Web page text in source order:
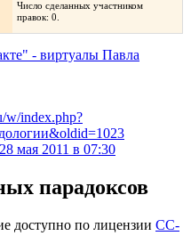
Число сделанных участником
правок: 0.
- виртуалы Павла
w/index.php?
мая 2011 в 07:30
парадоксов
доступно по лицензии CC-